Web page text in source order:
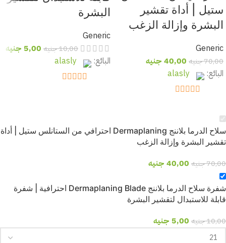
ستيل | أداة تقشير
البشرة وإزالة الزغب
Generic
70,00جنيه 40,00 جنيه
البائع:
alasly
البشرة
Generic
10,00جنيه 5,00 جنيه
البائع:
alasly
سلاح الدرما بلاننج Dermaplaning احترافي من الستانلس ستيل | أداة
تقشير البشرة وإزالة الزغب
70,00جنيه 40,00 جنيه
شفرة سلاح الدرما بلاننج Dermaplaning Blade احترافية | شفرة
قابلة للاستبدال لتقشير البشرة
10,00جنيه 5,00 جنيه